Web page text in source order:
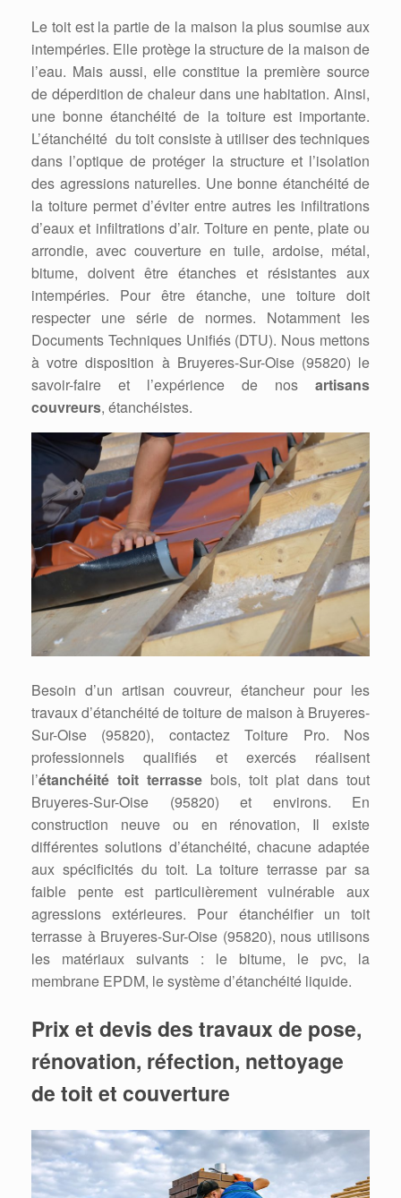
Le toit est la partie de la maison la plus soumise aux
intempéries. Elle protège la structure de la maison de
l’eau. Mais aussi, elle constitue la première source
de déperdition de chaleur dans une habitation. Ainsi,
une bonne étanchéité de la toiture est importante.
L’étanchéité du toit consiste à utiliser des techniques
dans l’optique de protéger la structure et l’isolation
des agressions naturelles. Une bonne étanchéité de
la toiture permet d’éviter entre autres les infiltrations
d’eaux et infiltrations d’air. Toiture en pente, plate ou
arrondie, avec couverture en tuile, ardoise, métal,
bitume, doivent être étanches et résistantes aux
intempéries. Pour être étanche, une toiture doit
respecter une série de normes. Notamment les
Documents Techniques Unifiés (DTU). Nous mettons
à votre disposition à Bruyeres-Sur-Oise (95820) le
savoir-faire et l’expérience de nos artisans
couvreurs, étanchéistes.
Besoin d’un artisan couvreur, étancheur pour les
travaux d’étanchéité de toiture de maison à Bruyeres-
Sur-Oise (95820), contactez Toiture Pro. Nos
professionnels qualifiés et exercés réalisent
l’étanchéité toit terrasse bois, toit plat dans tout
Bruyeres-Sur-Oise (95820) et environs. En
construction neuve ou en rénovation, Il existe
différentes solutions d’étanchéité, chacune adaptée
aux spécificités du toit. La toiture terrasse par sa
faible pente est particulièrement vulnérable aux
agressions extérieures. Pour étanchéifier un toit
terrasse à Bruyeres-Sur-Oise (95820), nous utilisons
les matériaux suivants : le bitume, le pvc, la
membrane EPDM, le système d’étanchéité liquide.
Prix et devis des travaux de pose,
rénovation, réfection, nettoyage
de toit et couverture